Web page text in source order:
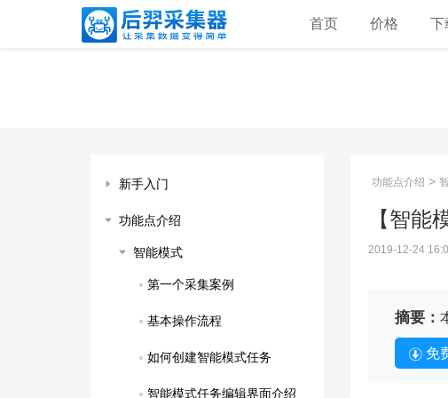
首页 价格 下
新手入门
功能点介绍
智能模式
第一个采集案例
基本操作流程
如何创建智能模式任务
智能模式任务编辑界面介绍
功能点介绍 >
【智能
2019-12-24
摘要：
免